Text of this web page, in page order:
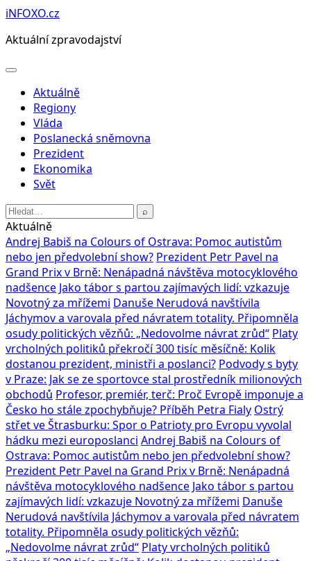
Přeskočit
obsah
iNFOXO.cz
Aktuální zpravodajství
Otevřít
Aktuálně
Regiony
Vláda
Poslanecká sněmovna
Prezident
Ekonomika
Svět
Hledat:
⌕
Aktuálně
Andrej Babiš na Colours of Ostrava: Pomoc autistům
nebo jen předvolební show? Prezident Petr Pavel na
Grand Prix v Brně: Nenápadná návštěva motocyklového
nadšence Jako tábor s partou zajímavých lidí: vzkazuje
Novotný za mřížemi Danuše Nerudová navštívila
Jáchymov a varovala před návratem totality. Připomněla
osudy politických vězňů: „Nedovolme návrat zrůd“ Platy
vrcholných politiků překročí 300 tisíc měsíčně: Kolik
dostanou prezident, ministři a poslanci? Podvody s byty
v Praze: Jak se ze sportovce stal prostředník milionových
obchodů Profesor, premiér, terč: Proč Evropě imponuje a
Česko ho stále zpochybňuje? Příběh Petra Fialy Ostrý
střet ve Štrasburku: Spor o Patrioty pro Evropu vyvolal
hádku mezi europoslanci Andrej Babiš na Colours of
Ostrava: Pomoc autistům nebo jen předvolební show?
Prezident Petr Pavel na Grand Prix v Brně: Nenápadná
návštěva motocyklového nadšence Jako tábor s partou
zajímavých lidí: vzkazuje Novotný za mřížemi Danuše
Nerudová navštívila Jáchymov a varovala před návratem
totality. Připomněla osudy politických vězňů:
„Nedovolme návrat zrůd“ Platy vrcholných politiků